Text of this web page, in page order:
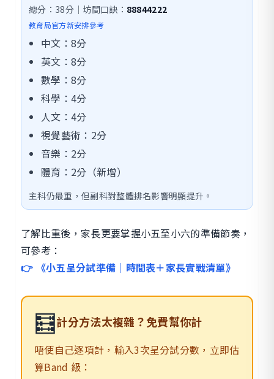
總分：38分｜坊間口訣： 88844222
教育局官方新安排參考
中文：8分
英文：8分
數學：8分
科學：4分
人文：4分
視覺藝術：2分
音樂：2分
體育：2分（新增）
主科仍最重，但副科對整體排名影響明顯提升。
了解比重後，家長更要掌握小五至小六的準備節奏，
可參考：
👉 《小五呈分試準備｜時間表＋家長實戰清單》
🧮計分方法太複雜？免費幫你計
唔使自己逐項計，輸入3次呈分試分數，立即估
算Band 級：